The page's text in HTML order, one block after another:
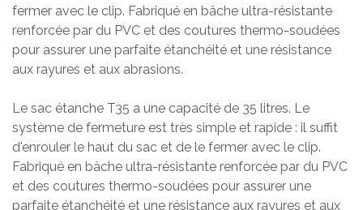
fermer avec le clip. Fabriqué en bâche ultra-résistante
renforcée par du PVC et des coutures thermo-soudées
pour assurer une parfaite étanchéité et une résistance
aux rayures et aux abrasions.
Le sac étanche T35 a une capacité de 35 litres. Le
système de fermeture est très simple et rapide : il suffit
d'enrouler le haut du sac et de le fermer avec le clip.
Fabriqué en bâche ultra-résistante renforcée par du PVC
et des coutures thermo-soudées pour assurer une
parfaite étanchéité et une résistance aux rayures et aux